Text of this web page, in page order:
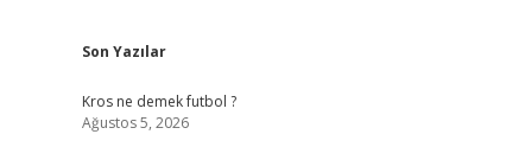
Sidebar
Son Yazılar
Kros ne demek futbol ?
Ağustos 5, 2026